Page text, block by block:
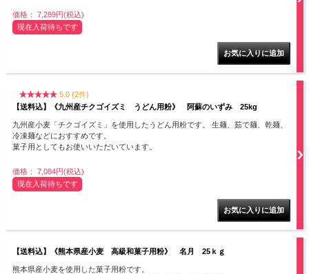
価格： 7,289円(税込)
現在入荷待ちです
5.0 (2件)
【送料込】《九州産チクゴイズミ うどん用粉》 阿蘇のいずみ 25kg
九州産小麦「チクゴイズミ」を使用したうどん用粉です。 生麺、茹で麺、乾麺、
冷凍麺などにおすすめです。
菓子用としてもお使いいただいています。
価格： 7,084円(税込)
現在入荷待ちです
【送料込】《熊本県産小麦 高級和菓子用粉》 名月 25ｋｇ
熊本県産小麦を使用した菓子用粉です。